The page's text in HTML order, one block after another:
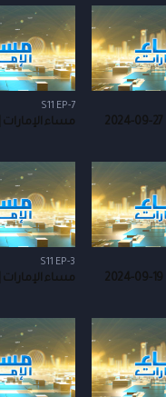
S11 EP-7
مساء الإمارات | 26-09-2024
S11 EP-3
مساء الإمارات | 18-09-2024